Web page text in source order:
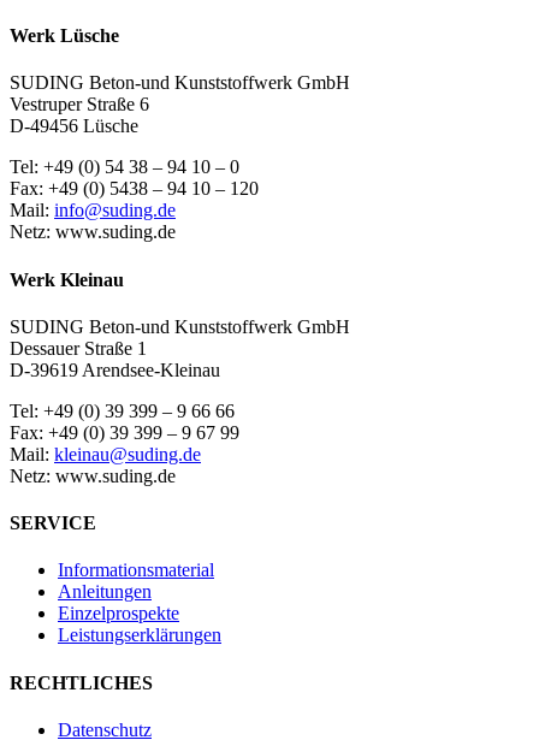
Werk Lüsche
SUDING Beton-und Kunststoffwerk GmbH
Vestruper Straße 6
D-49456 Lüsche
Tel: +49 (0) 54 38 – 94 10 – 0
Fax: +49 (0) 5438 – 94 10 – 120
Mail: info@suding.de
Netz: www.suding.de
Werk Kleinau
SUDING Beton-und Kunststoffwerk GmbH
Dessauer Straße 1
D-39619 Arendsee-Kleinau
Tel: +49 (0) 39 399 – 9 66 66
Fax: +49 (0) 39 399 – 9 67 99
Mail: kleinau@suding.de
Netz: www.suding.de
SERVICE
Informationsmaterial
Anleitungen
Einzelprospekte
Leistungserklärungen
RECHTLICHES
Datenschutz